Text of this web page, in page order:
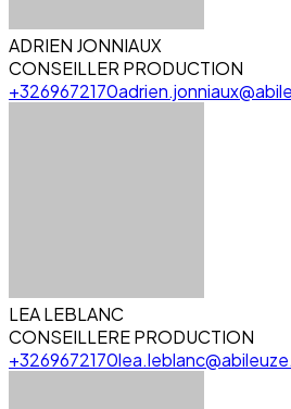
ADRIEN JONNIAUX
CONSEILLER PRODUCTION
+3269672170
LEA LEBLANC
CONSEILLERE PRODUCTION
+3269672170